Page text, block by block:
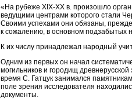
«На рубеже XIX-XX в. произошло
ведущими центрами которого стали
Своими успехами они обязаны,
к сожалению, в основном подзабытых
К их числу принадлежал народный
Одним из первых он начал
могильников и городищ
время С. Гатцук занимался
поле зрения исследователя
документы.